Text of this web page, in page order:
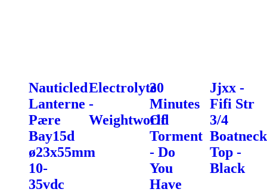
Nauticled
Lanterne
Pære
Bay15d
ø23x55mm
10-
35vdc
Electrolyte
-
Weightworld
30
Minutes
Of
Torment
- Do
You
Have
Jjxx -
Fifi Str
3/4
Boatneck
Top -
Black